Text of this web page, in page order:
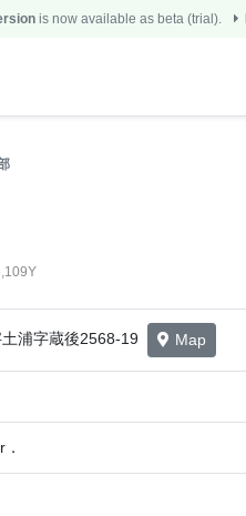
is now available as beta (trial).
浦字蔵後2568-19 Map